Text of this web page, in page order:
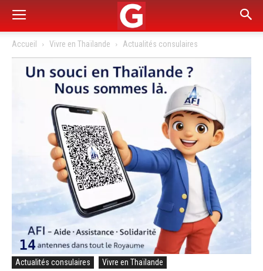
Accueil Vivre en Thaïlande Actualités consulaires
Actualités consulaires Vivre en Thaïlande